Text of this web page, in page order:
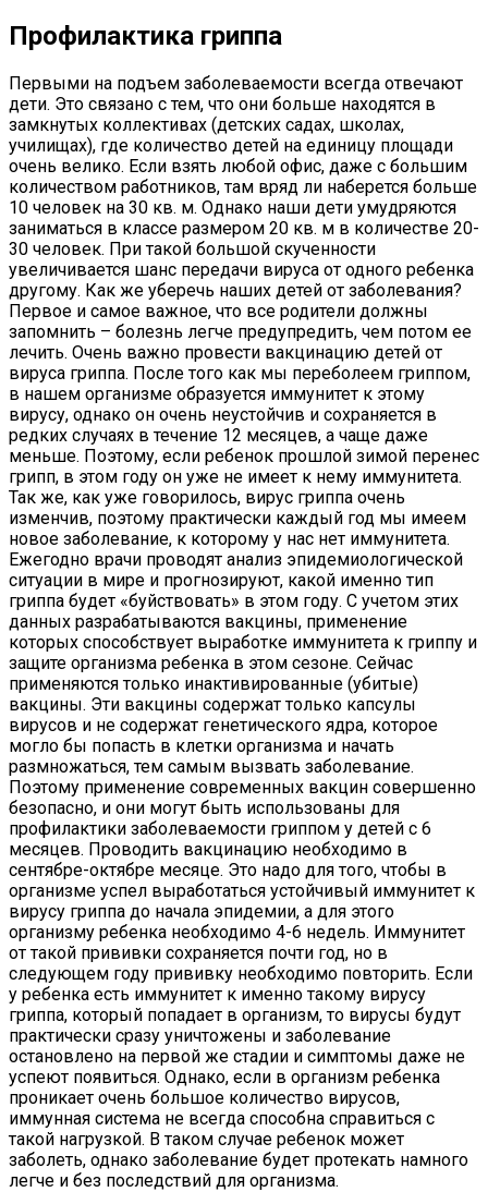
Профилактика гриппа
Первыми на подъем заболеваемости всегда отвечают
дети. Это связано с тем, что они больше находятся в
замкнутых коллективах (детских садах, школах,
училищах), где количество детей на единицу площади
очень велико. Если взять любой офис, даже с большим
количеством работников, там вряд ли наберется больше
10 человек на 30 кв. м. Однако наши дети умудряются
заниматься в классе размером 20 кв. м в количестве 20-
30 человек. При такой большой скученности
увеличивается шанс передачи вируса от одного ребенка
другому. Как же уберечь наших детей от заболевания?
Первое и самое важное, что все родители должны
запомнить – болезнь легче предупредить, чем потом ее
лечить. Очень важно провести вакцинацию детей от
вируса гриппа. После того как мы переболеем гриппом,
в нашем организме образуется иммунитет к этому
вирусу, однако он очень неустойчив и сохраняется в
редких случаях в течение 12 месяцев, а чаще даже
меньше. Поэтому, если ребенок прошлой зимой перенес
грипп, в этом году он уже не имеет к нему иммунитета.
Так же, как уже говорилось, вирус гриппа очень
изменчив, поэтому практически каждый год мы имеем
новое заболевание, к которому у нас нет иммунитета.
Ежегодно врачи проводят анализ эпидемиологической
ситуации в мире и прогнозируют, какой именно тип
гриппа будет «буйствовать» в этом году. С учетом этих
данных разрабатываются вакцины, применение
которых способствует выработке иммунитета к гриппу и
защите организма ребенка в этом сезоне. Сейчас
применяются только инактивированные (убитые)
вакцины. Эти вакцины содержат только капсулы
вирусов и не содержат генетического ядра, которое
могло бы попасть в клетки организма и начать
размножаться, тем самым вызвать заболевание.
Поэтому применение современных вакцин совершенно
безопасно, и они могут быть использованы для
профилактики заболеваемости гриппом у детей с 6
месяцев. Проводить вакцинацию необходимо в
сентябре-октябре месяце. Это надо для того, чтобы в
организме успел выработаться устойчивый иммунитет к
вирусу гриппа до начала эпидемии, а для этого
организму ребенка необходимо 4-6 недель. Иммунитет
от такой прививки сохраняется почти год, но в
следующем году прививку необходимо повторить. Если
у ребенка есть иммунитет к именно такому вирусу
гриппа, который попадает в организм, то вирусы будут
практически сразу уничтожены и заболевание
остановлено на первой же стадии и симптомы даже не
успеют появиться. Однако, если в организм ребенка
проникает очень большое количество вирусов,
иммунная система не всегда способна справиться с
такой нагрузкой. В таком случае ребенок может
заболеть, однако заболевание будет протекать намного
легче и без последствий для организма.